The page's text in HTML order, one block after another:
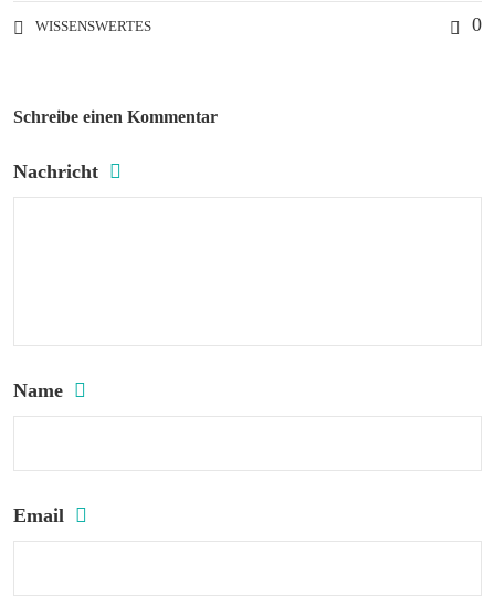
WISSENSWERTES 0
Schreibe einen Kommentar
Nachricht
Name
Email